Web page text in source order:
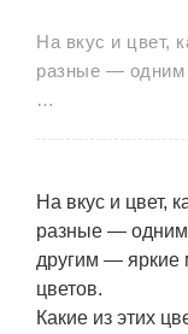
На вкус и цвет,
разные — одним
…
На вкус и цвет,
разные —
другим — яркие
цветов.
Какие из этих